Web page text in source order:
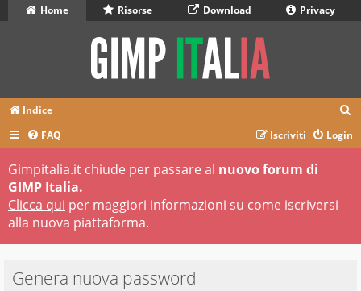
Home Risorse Download Privacy
Indice
r
FAQ Login
Iscriviti
Gimpitalia.it chiude per passare al nuovo forum di
GIMP Italia.
Clicca qui per maggiori informazioni su come iscriversi
alla nuova piattaforma.
Genera nuova password